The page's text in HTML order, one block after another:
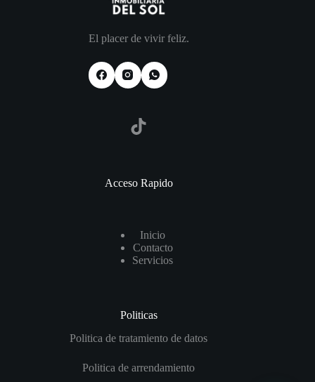
El placer de vivir feliz.
TikTok
Acceso Rapido
Inicio
Contacto
Servicios
Politicas
Politica de tratamiento de datos
Politica de arrendamiento